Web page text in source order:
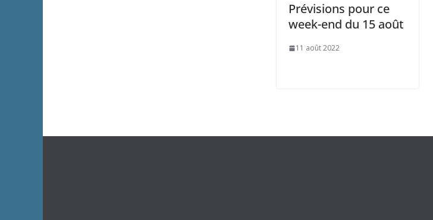
Prévisions pour ce
week-end du 15 août
11 août 2022